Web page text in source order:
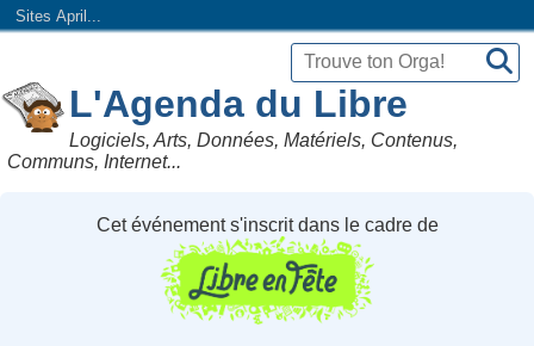
Sites April...
L'Agenda du Libre
Logiciels, Arts, Données, Matériels, Contenus,
Communs, Internet...
Cet événement s'inscrit dans le cadre de